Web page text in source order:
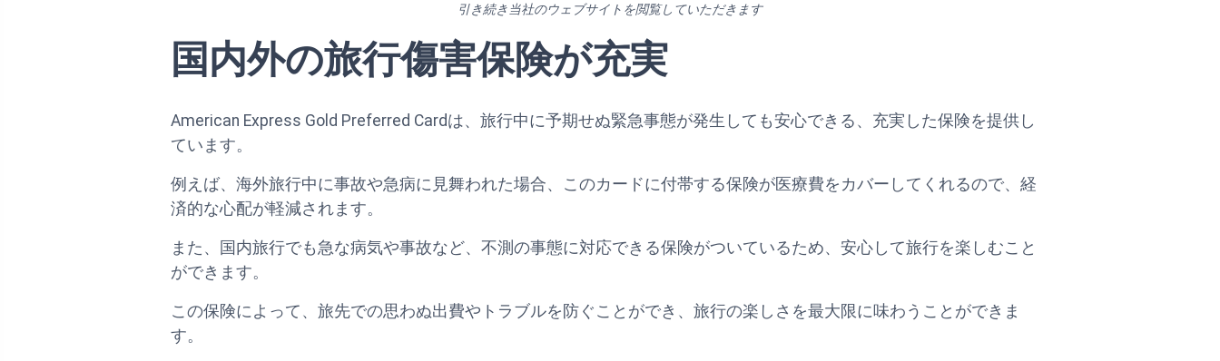
引き続き当社のウェブサイトを閲覧していただきます
国内外の旅行傷害保険が充実
American Express Gold Preferred Cardは、旅行中に予期せぬ緊急事態が発生しても安心できる、充実した保険を提供し
ています。
例えば、海外旅行中に事故や急病に見舞われた場合、このカードに付帯する保険が医療費をカバーしてくれるので、経
済的な心配が軽減されます。
また、国内旅行でも急な病気や事故など、不測の事態に対応できる保険がついているため、安心して旅行を楽しむこと
ができます。
この保険によって、旅先での思わぬ出費やトラブルを防ぐことができ、旅行の楽しさを最大限に味わうことができま
す。